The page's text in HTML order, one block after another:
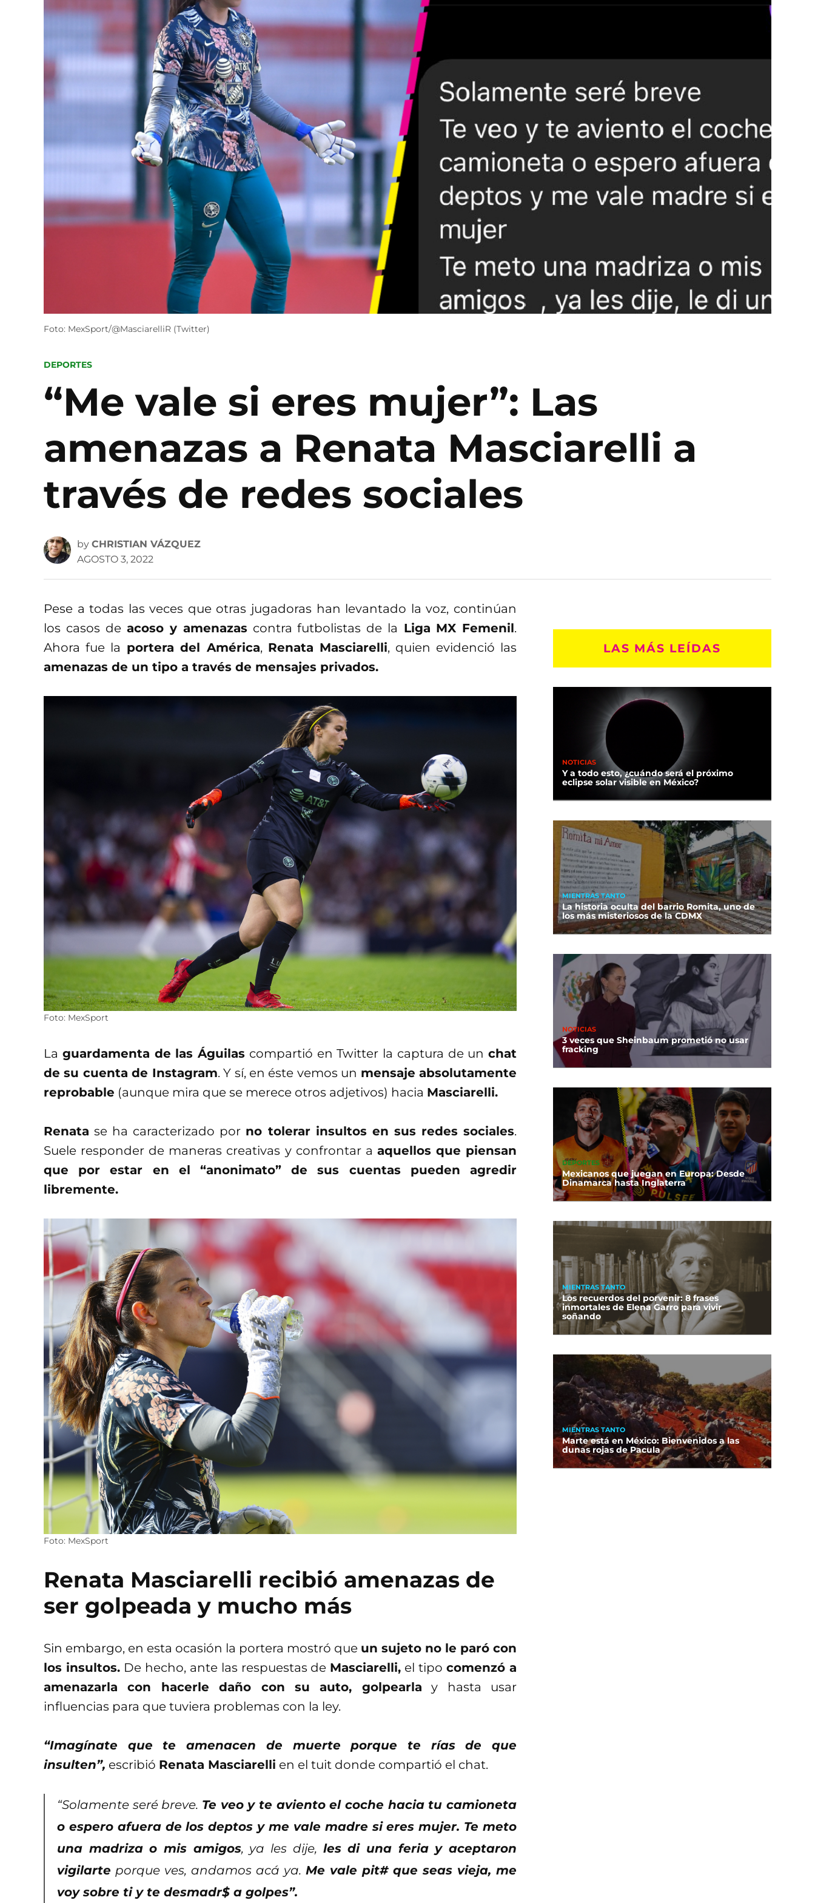
Foto: MexSport/@MasciarelliR (Twitter)
POSTED
DEPORTES
“Me vale si eres mujer”: Las
amenazas a Renata Masciarelli a
través de redes sociales
by CHRISTIAN VÁZQUEZ
AGOSTO 3, 2022
Pese a todas las veces que otras jugadoras han levantado la voz, continúan
los casos deacoso y amenazascontra futbolistas de la Liga MX Femenil.
Ahora fue la portera del América, Renata Masciarelli, quien evidenció las
amenazas de un tipo a través de mensajes privados.
Foto: MexSport
La guardamenta de las Águilas compartió en Twitter la captura de un chat
de su cuenta de Instagram. Y sí, en éste vemos un mensaje absolutamente
reprobable (aunque mira que se merece otros adjetivos) hacia Masciarelli.
Renata se ha caracterizado por no tolerar insultos en sus redes sociales.
Suele responder de maneras creativas y confrontar a aquellos que piensan
que por estar en el “anonimato” de sus cuentas pueden agredir
libremente.
Foto: MexSport
Renata Masciarelli recibió amenazas de
ser golpeada y mucho más
Sin embargo, en esta ocasión la portera mostró que un sujeto no le paró con
los insultos.De hecho, ante las respuestas de Masciarelli, el tipocomenzó a
amenazarla con hacerle daño con su auto, golpearla y hasta usar
influencias para que tuviera problemas con la ley.
“Imagínate que te amenacen de muerte porque te rías de que
insulten”, escribió Renata Masciarelli en el tuit donde compartió el chat.
“Solamente seré breve. Te veo y te aviento el coche hacia tu camioneta
o espero afuera de los deptos y me vale madre si eres mujer. Te meto
una madriza o mis amigos, ya les dije, les di una feria y aceptaron
vigilarte porque ves, andamos acá ya. Me vale pit# que seas vieja, me
voy sobre ti y te desmadr$ a golpes”.
LAS MÁS LEÍDAS
NOTICIAS
Y a todo esto, ¿cuándo será el próximo
eclipse solar visible en México?
MIENTRAS TANTO
La historia oculta del barrio Romita, uno de
los más misteriosos de la CDMX
NOTICIAS
3 veces que Sheinbaum prometió no usar
fracking
DEPORTES
Mexicanos que juegan en Europa: Desde
Dinamarca hasta Inglaterra
MIENTRAS TANTO
Los recuerdos del porvenir: 8 frases
inmortales de Elena Garro para vivir
soñando
MIENTRAS TANTO
Marte está en México: Bienvenidos a las
dunas rojas de Pacula